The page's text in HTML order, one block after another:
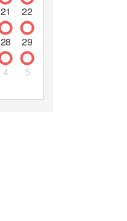
21 22
28 29
4 5